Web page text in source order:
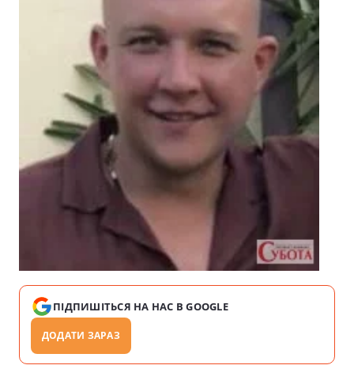
ПІДПИШІТЬСЯ НА НАС В GOOGLE
ДОДАТИ ЗАРАЗ